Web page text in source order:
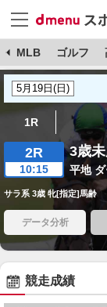
MLB ゴルフ
1R
2R
10:15
3歳未
平地
サラ系 3歳 牝[指定]馬齢
データ分析
競走成績